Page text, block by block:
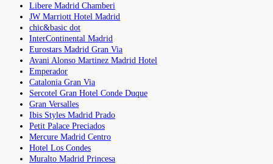
Libere Madrid Chamberi
JW Marriott Hotel Madrid
chic&basic dot
InterContinental Madrid
Eurostars Madrid Gran Via
Avani Alonso Martinez Madrid Hotel
Emperador
Catalonia Gran Via
Sercotel Gran Hotel Conde Duque
Gran Versalles
Ibis Styles Madrid Prado
Petit Palace Preciados
Mercure Madrid Centro
Hotel Los Condes
Muralto Madrid Princesa